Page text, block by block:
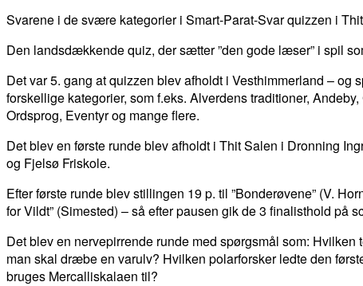
Svarene i de svære kategorier i Smart-Parat-Svar quizzen i
Den landsdækkende quiz, der sætter ”den gode læser” i spil
Det var 5. gang at quizzen blev afholdt i Vesthimmerland –
forskellige kategorier, som f.eks. Alverdens traditioner,
Ordsprog, Eventyr og mange flere.
Det blev en første runde blev afholdt i Thit Salen i Dronning
og Fjelsø Friskole.
Efter første runde blev stillingen 19 p. til ”Bonderøvene” (V.
for Vildt” (Simested) – så efter pausen gik de 3 finalisthold på
Det blev en nervepirrende runde med spørgsmål som:
man skal dræbe en varulv? Hvilken polarforsker ledte den
bruges Mercalliskalaen til?